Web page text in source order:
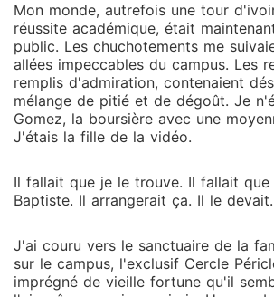
Mon monde, autrefois une tour
réussite académique, était
public. Les chuchotements me
allées impeccables du campus. Les
remplis d'admiration, contenaient
mélange de pitié et de dégoût. Je
Gomez, la boursière avec une
J'étais la fille de la vidéo.
Il fallait que je le trouve. Il fallait
Baptiste. Il arrangerait ça. Il le devait.
J'ai couru vers le sanctuaire de la
sur le campus, l'exclusif Cercle
imprégné de vieille fortune qu'il